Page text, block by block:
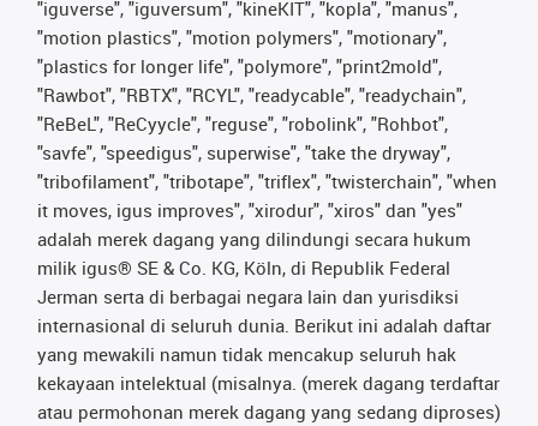
"iguverse", "iguversum", "kineKIT", "kopla", "manus",
"motion plastics", "motion polymers", "motionary",
"plastics for longer life", "polymore", "print2mold",
"Rawbot", "RBTX", "RCYL", "readycable", "readychain",
"ReBeL", "ReCyycle", "reguse", "robolink", "Rohbot",
"savfe", "speedigus", superwise", "take the dryway",
"tribofilament", "tribotape", "triflex", "twisterchain", "when
it moves, igus improves", "xirodur", "xiros" dan "yes"
adalah merek dagang yang dilindungi secara hukum
milik igus® SE & Co. KG, Köln, di Republik Federal
Jerman serta di berbagai negara lain dan yurisdiksi
internasional di seluruh dunia. Berikut ini adalah daftar
yang mewakili namun tidak mencakup seluruh hak
kekayaan intelektual (misalnya. (merek dagang terdaftar
atau permohonan merek dagang yang sedang diproses)